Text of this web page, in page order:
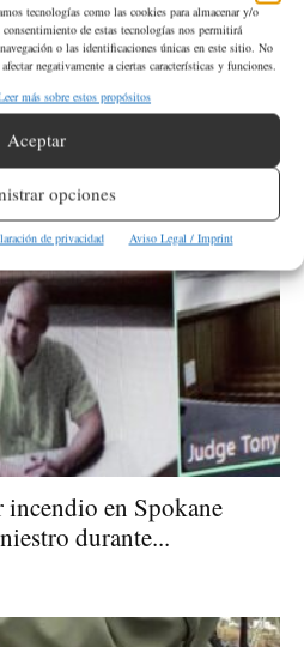
tecnologías como las cookies para almacenar y/o
de estas tecnologías nos permitirá
o las identificaciones únicas en este sitio. No
negativamente a ciertas características y funciones.
más sobre estos propósitos
Aceptar
opciones
de privacidad Aviso Legal / Imprint
DONAR
incendio en Spokane
durante...